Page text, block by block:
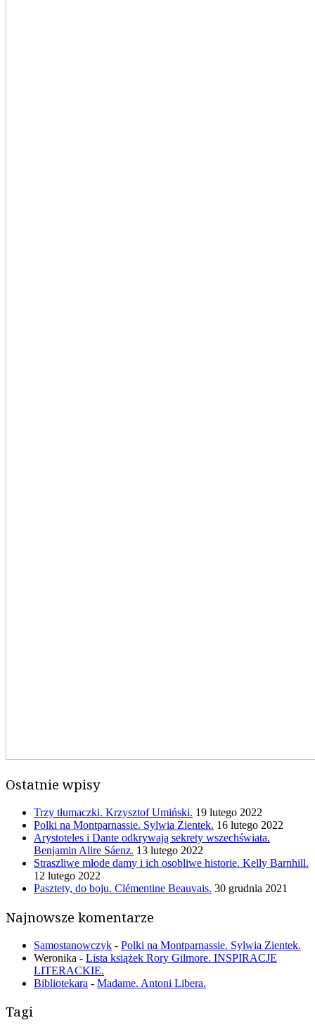
Ostatnie wpisy
Trzy tłumaczki. Krzysztof Umiński. 19 lutego 2022
Polki na Montparnassie. Sylwia Zientek. 16 lutego 2022
Arystoteles i Dante odkrywają sekrety wszechświata.
Benjamin Alire Sáenz. 13 lutego 2022
Straszliwe młode damy i ich osobliwe historie. Kelly Barnhill.
12 lutego 2022
Pasztety, do boju. Clémentine Beauvais. 30 grudnia 2021
Najnowsze komentarze
Samostanowczyk - Polki na Montparnassie. Sylwia Zientek.
Weronika - Lista książek Rory Gilmore. INSPIRACJE
LITERACKIE.
Bibliotekara - Madame. Antoni Libera.
Tagi